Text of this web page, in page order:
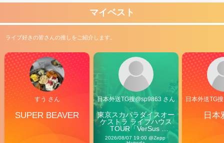
マイベスト
ライブ好きの皆さんの推しをご紹介します。
すう さん
SUPER BEAVER
日本外送TG搜@sp9863 さん
東京スカパラダイスオー
ケストラ ライブハウス
TOUR「VerSus
Carnival」
2026/08/07 19:00 @Zepp
日本外送TG
日本